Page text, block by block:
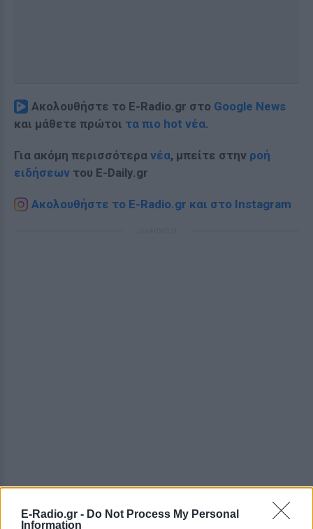
E-Radio.gr - Do Not Process My Personal
Information
Ακολουθήστε το E-Radio.gr στο Google News
και μάθετε πρώτοι τα πιο hot νέα.
Για ακόμη περισσότερα νέα, μπείτε στην ροή
ειδήσεων του E-Daily.gr
Ακολουθήστε το E-Radio.gr και στο Instagram